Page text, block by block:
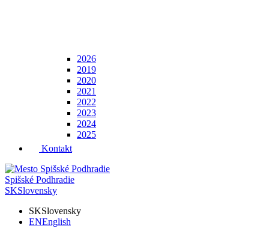
2026
2019
2020
2021
2022
2023
2024
2025
Kontakt
Spišské Podhradie
SKSlovensky
SKSlovensky
ENEnglish